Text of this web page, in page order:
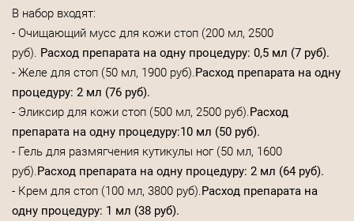
В набор входят:
- Очищающий мусс для кожи стоп (200 мл, 2500
руб). Расход препарата на одну процедуру: 0,5 мл (7 руб).
- Желе для стоп (50 мл, 1900 руб).Расход препарата на одну
процедуру: 2 мл (76 руб).
- Эликсир для кожи стоп (500 мл, 2500 руб).Расход
препарата на одну процедуру:10 мл (50 руб).
- Гель для размягчения кутикулы ног (50 мл, 1600
руб).Расход препарата на одну процедуру: 2 мл (64 руб).
- Крем для стоп (100 мл, 3800 руб).Расход препарата на
одну процедуру: 1 мл (38 руб).